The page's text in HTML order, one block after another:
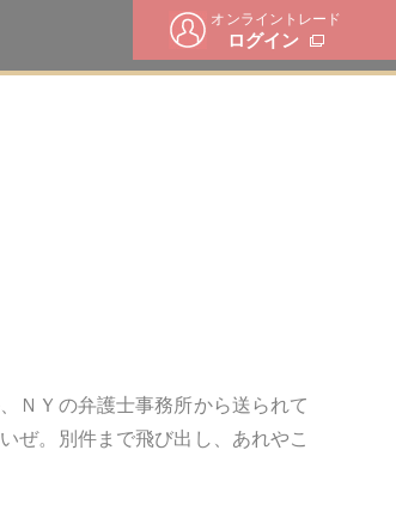
オンライントレード
ログイン
ＮＹの弁護士事務所から送られて
ぜ。別件まで飛び出し、あれやこ